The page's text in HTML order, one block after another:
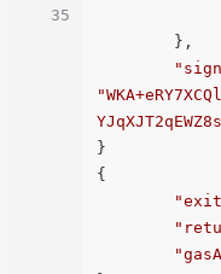
35
}
{